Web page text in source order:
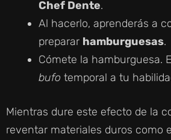
O
Chef Dente.
Al hacerlo, aprenderás a
preparar hamburguesas.
Cómete la hamburguesa.
bufo temporal a tu
Mientras dure este efecto de la
reventar materiales duros como